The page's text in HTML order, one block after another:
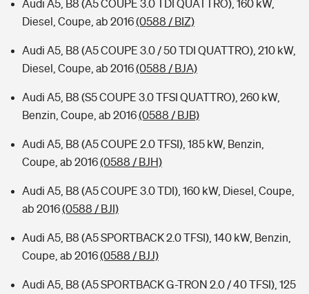
Audi A5, B8 (A5 COUPE 3.0 TDI QUATTRO), 160 kW,
Diesel, Coupe, ab 2016(0588 / BIZ)
Audi A5, B8 (A5 COUPE 3.0 / 50 TDI QUATTRO), 210 kW,
Diesel, Coupe, ab 2016(0588 / BJA)
Audi A5, B8 (S5 COUPE 3.0 TFSI QUATTRO), 260 kW,
Benzin, Coupe, ab 2016(0588 / BJB)
Audi A5, B8 (A5 COUPE 2.0 TFSI), 185 kW, Benzin,
Coupe, ab 2016(0588 / BJH)
Audi A5, B8 (A5 COUPE 3.0 TDI), 160 kW, Diesel, Coupe,
ab 2016(0588 / BJI)
Audi A5, B8 (A5 SPORTBACK 2.0 TFSI), 140 kW, Benzin,
Coupe, ab 2016(0588 / BJJ)
Audi A5, B8 (A5 SPORTBACK G-TRON 2.0 / 40 TFSI), 125